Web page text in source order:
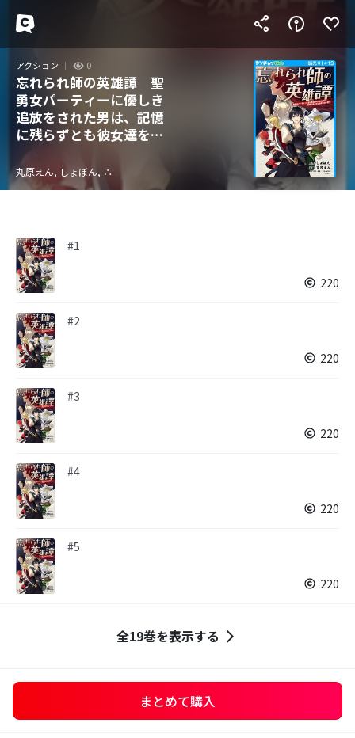
アクション 0
忘れられ師の英雄譚 聖
勇女パーティーに優しき
追放をされた男は、記憶
に残らずとも彼女達を救
う(話売り)
丸原えん, しょぼん, ∴
#1
220
#2
220
#3
220
#4
220
#5
220
全19巻を表示する
まとめて購入